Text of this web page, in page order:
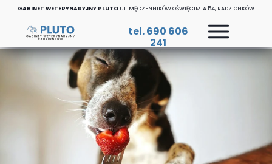
tel. 690 606
241
GABINET WETERYNARYJNY PLUTO UL. MĘCZENNIKÓW OŚWIĘCIMIA 54, RADZIONKÓW